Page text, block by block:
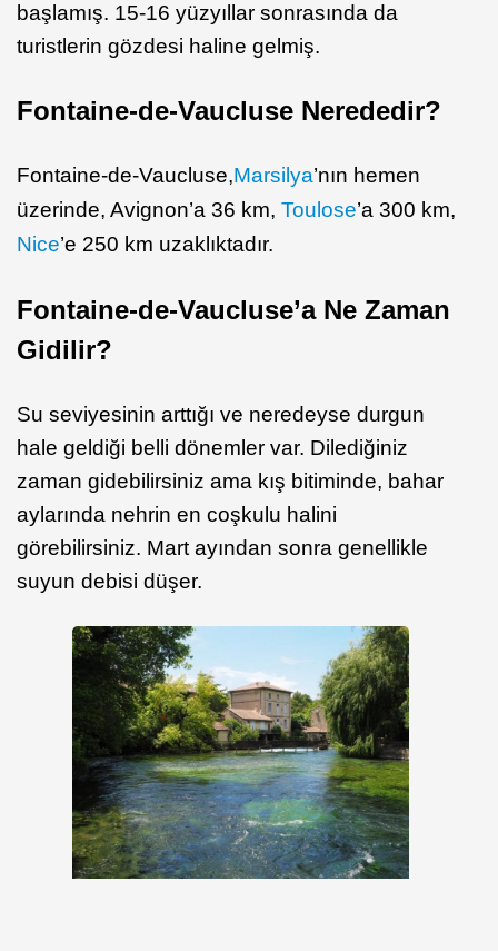
başlamış. 15-16 yüzyıllar sonrasında da
turistlerin gözdesi haline gelmiş.
Fontaine-de-Vaucluse Nerededir?
Fontaine-de-Vaucluse,Marsilya’nın hemen
üzerinde, Avignon’a 36 km, Toulose’a 300 km,
Nice’e 250 km uzaklıktadır.
Fontaine-de-Vaucluse’a Ne Zaman
Gidilir?
Su seviyesinin arttığı ve neredeyse durgun
hale geldiği belli dönemler var. Dilediğiniz
zaman gidebilirsiniz ama kış bitiminde, bahar
aylarında nehrin en coşkulu halini
görebilirsiniz. Mart ayından sonra genellikle
suyun debisi düşer.